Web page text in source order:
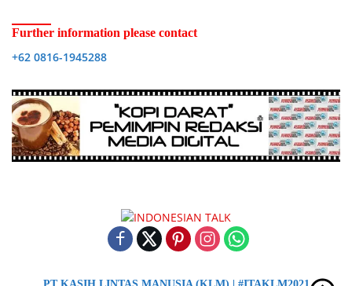
Further information please contact
+62 0816-1945288